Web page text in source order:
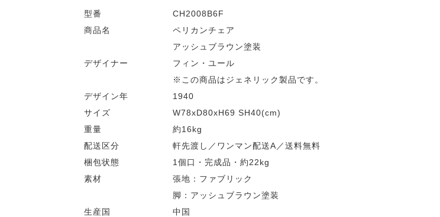
型番
CH2008B6F
商品名
ペリカンチェア
アッシュブラウン塗装
デザイナー
フィン・ユール
※この商品はジェネリック製品です。
デザイン年
1940
サイズ
W78xD80xH69 SH40(cm)
重量
約16kg
配送区分
軒先渡し／ワンマン配送A／送料無料
梱包状態
1個口・完成品・約22kg
素材
張地：ファブリック
脚：アッシュブラウン塗装
生産国
中国